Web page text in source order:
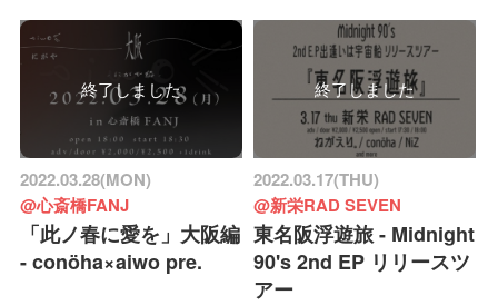
終了しました
2022.03.28(MON)
@心斎橋FANJ
「此ノ春に愛を」大阪編
- conöha×aiwo pre.
終了しました
2022.03.17(THU)
@新栄RAD SEVEN
東名阪浮遊旅 - Midnight
90's 2nd EP リリースツ
アー